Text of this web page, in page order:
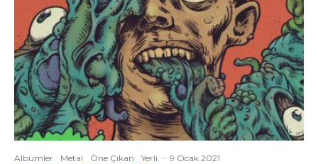
Albümler Metal Öne Çıkan Yerli · 9 Ocak 2021